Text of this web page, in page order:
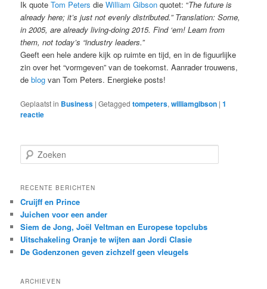
Ik quoteTom Peters dieWilliam Gibson quotet: “The future is
already here; it’s just not evenly distributed.” Translation: Some,
in 2005, are already living-doing 2015. Find ‘em! Learn from
them, not today’s “industry leaders.”
Geeft een hele andere kijk op ruimte en tijd, en in de figuurlijke
zin over het “vormgeven” van de toekomst. Aanrader trouwens,
deblog van Tom Peters. Energieke posts!
Geplaatst in Business |Getagged tompeters,williamgibson |1
reactie
o
k
n
RECENTE BERICHTEN
Cruijff en Prince
Juichen voor een ander
Siem de Jong, Joël Veltman en Europese topclubs
Uitschakeling Oranje te wijten aan Jordi Clasie
De Godenzonen geven zichzelf geen vleugels
ARCHIEVEN